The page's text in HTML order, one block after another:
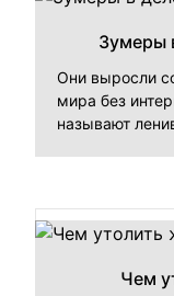
Зумеры
Они выросли
мира без
называют
Чем